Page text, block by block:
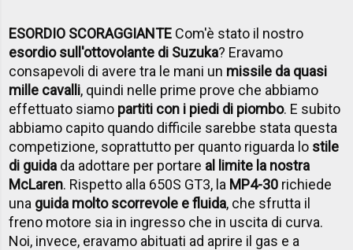
ESORDIO SCORAGGIANTE Com'è stato il nostro
esordio sull'ottovolante di Suzuka? Eravamo
consapevoli di avere tra le mani un missile da quasi
mille cavalli, quindi nelle prime prove che abbiamo
effettuato siamo partiti con i piedi di piombo. E subito
abbiamo capito quando difficile sarebbe stata questa
competizione, soprattutto per quanto riguarda lo stile
di guida da adottare per portare al limite la nostra
McLaren. Rispetto alla 650S GT3, la MP4-30 richiede
una guida molto scorrevole e fluida, che sfrutta il
freno motore sia in ingresso che in uscita di curva.
Noi, invece, eravamo abituati ad aprire il gas e a